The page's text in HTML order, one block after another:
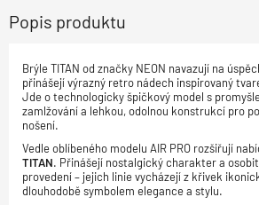
Popis produktu
Brýle TITAN od značky NEON navazují na
přinášejí výrazný retro nádech inspirovaný
Jde o technologicky špičkový model s
zamlžování a lehkou, odolnou konstrukcí pro
nošení.
Vedle oblíbeného modelu AIR PRO rozšiřují
TITAN. Přinášejí nostalgický charakter a
provedení – jejich linie vycházejí z křivek
dlouhodobě symbolem elegance a stylu.